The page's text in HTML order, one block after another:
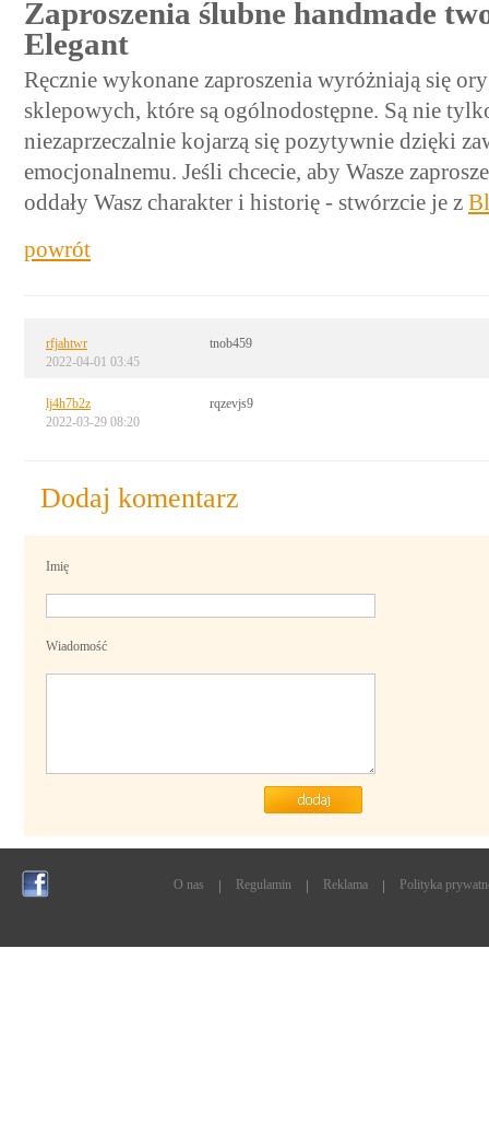
Zaproszenia ślubne handmade
Elegant
Ręcznie wykonane zaproszenia wyróżniają się
sklepowych, które są ogólnodostępne. Są nie
niezaprzeczalnie kojarzą się pozytywnie dzięki
emocjonalnemu. Jeśli chcecie, aby Wasze
oddały Wasz charakter i historię - stwórzcie je z
powrót
rfjahtwr
2022-04-01 03:45
tnob459
lj4h7b2z
2022-03-29 08:20
rqzevjs9
Dodaj komentarz
Imię
Wiadomość
O nas Regulamin Reklama Polityka